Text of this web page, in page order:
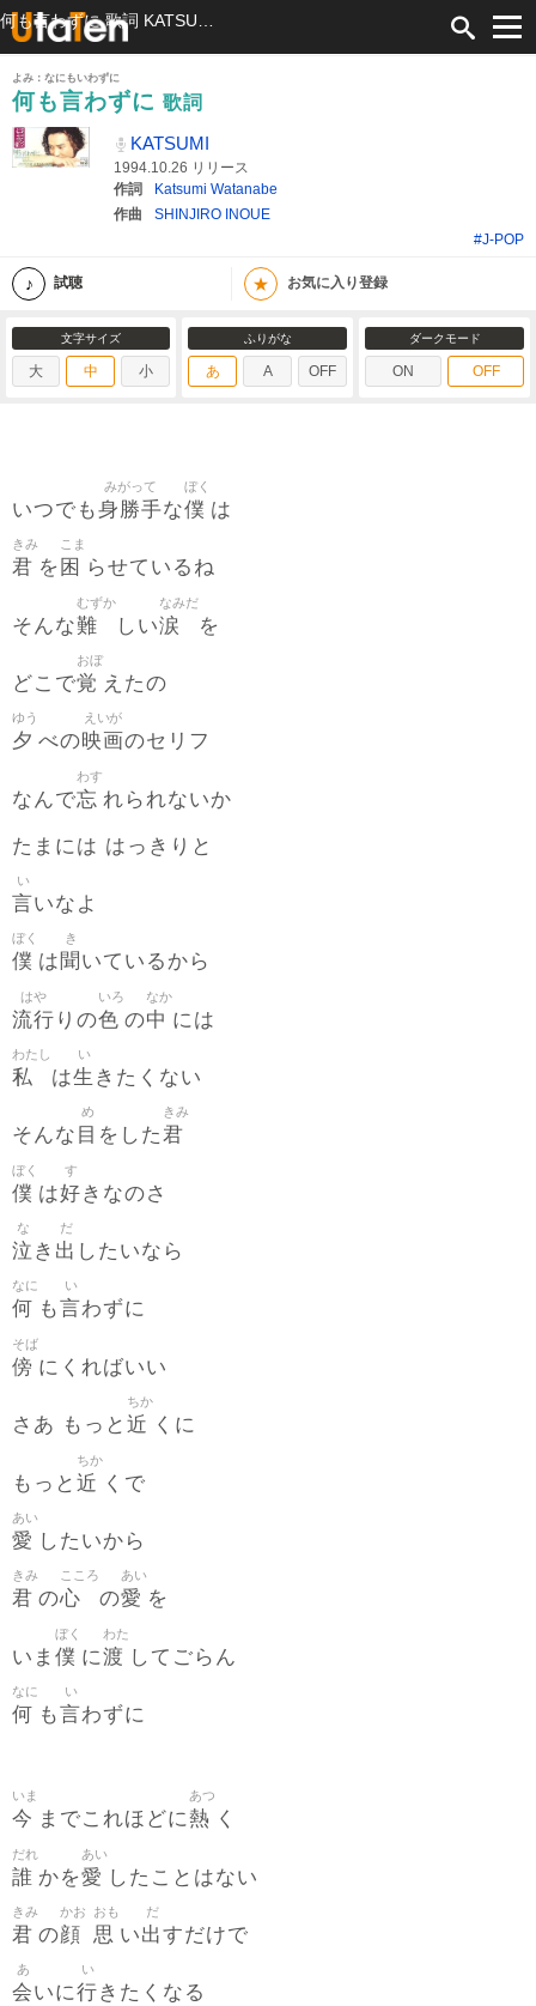
よみ：なにもいわずに
何も言わずに 歌詞
KATSUMI
1994.10.26 リリース
作詞
Katsumi Watanabe
作曲
SHINJIRO INOUE
#J-POP
試聴 ★ お気に入り登録
文字サイズ
大 中 小
ふりがな
あ A OFF
ダークモード
ON OFF
いつでも身勝手
みがって
な僕
ぼく
は
君
きみ
を 困
こま
らせているね
そんな難
むずか
しい涙
なみだ
を
どこで覚
おぼ
えたの
夕
ゆう
べの映画
えいが
のセリフ
なんで忘
わす
れられないか
たまには はっきりと
言
い
いなよ
僕
ぼく
は 聞
き
いているから
流行
はや
りの色
いろ
の中
なか
には
私
わたし
は生
い
きたくない
そんな 目
め
をした君
きみ
僕
ぼく
は好
す
きなのさ
泣
な
き 出
だ
したいなら
何
なに
も言
い
わずに
傍
そば
にくればいい
さあ もっと 近
ちか
くに
もっと 近
ちか
くで
愛
あい
したいから
君
きみ
の心
こころ
の愛
あい
を
いま 僕
ぼく
に渡
わた
してごらん
何
なに
も言
い
わずに
今
いま
までこれほどに熱
あつ
く
誰
だれ
かを愛
あい
したことはない
君
きみ
の顔
かお
思
おも
い出
だ
すだけで
会
あ
いに行
い
きたくなる